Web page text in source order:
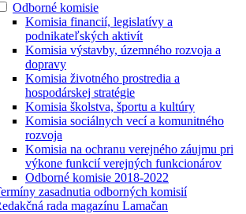
Odborné komisie
Komisia financií, legislatívy a
podnikateľských aktivít
Komisia výstavby, územného rozvoja a
dopravy
Komisia životného prostredia a
hospodárskej stratégie
Komisia školstva, športu a kultúry
Komisia sociálnych vecí a komunitného
rozvoja
Komisia na ochranu verejného záujmu pri
výkone funkcií verejných funkcionárov
Odborné komisie 2018-2022
zasadnutia odborných komisií
rada magazínu Lamačan